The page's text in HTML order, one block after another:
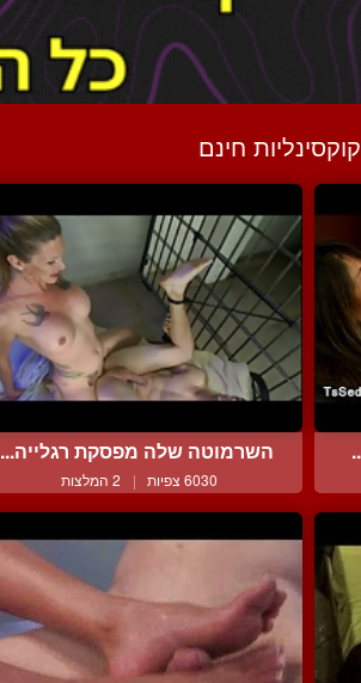
חינם
השרמוטה שלה מפסקת רגלייה...
6030 צפיות | 2 המלצות